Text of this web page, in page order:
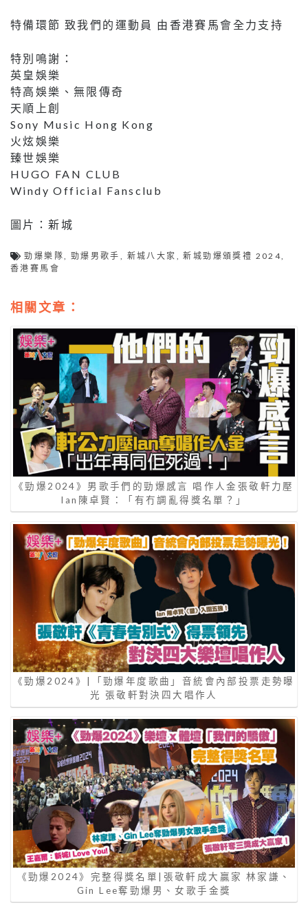
特備環節 致我們的運動員 由香港賽馬會全力支持
特別鳴謝：
英皇娛樂
特高娛樂、無限傳奇
天順上創
Sony Music Hong Kong
火炫娛樂
臻世娛樂
HUGO FAN CLUB
Windy Official Fansclub
圖片：新城
勁爆樂隊 勁爆男歌手 新城八大家 ,新城勁爆頒獎禮 2024
香港賽馬會
相關文章：
《勁爆2024》男歌手們的勁爆感言 唱作人金張敬軒力壓
Ian陳卓賢：「有冇調亂得獎名單？」
《勁爆2024》|「勁爆年度歌曲」音統會內部投票走勢曝
光 張敬軒對決四大唱作人
《勁爆2024》完整得獎名單|張敬軒成大贏家 林家謙、
Gin Lee奪勁爆男、女歌手金獎